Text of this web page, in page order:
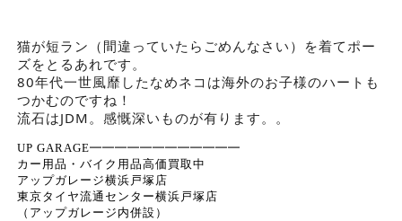
猫が短ラン（間違っていたらごめんなさい）を着てポー
ズをとるあれです。
80年代一世風靡したなめネコは海外のお子様のハートも
つかむのですね！
流石はJDM。感慨深いものが有ります。。
UP GARAGE━━━━━━━━━━━━
カー用品・バイク用品高価買取中
アップガレージ横浜戸塚店
東京タイヤ流通センター横浜戸塚店
（アップガレージ内併設）